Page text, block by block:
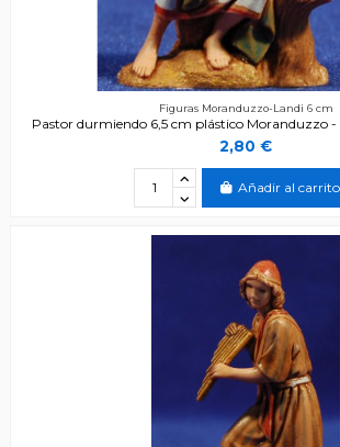
Figuras Moranduzzo-Landi 6 cm
Pastor durmiendo 6,5 cm plástico Moranduzzo -
2,80 €
Añadir al carrito